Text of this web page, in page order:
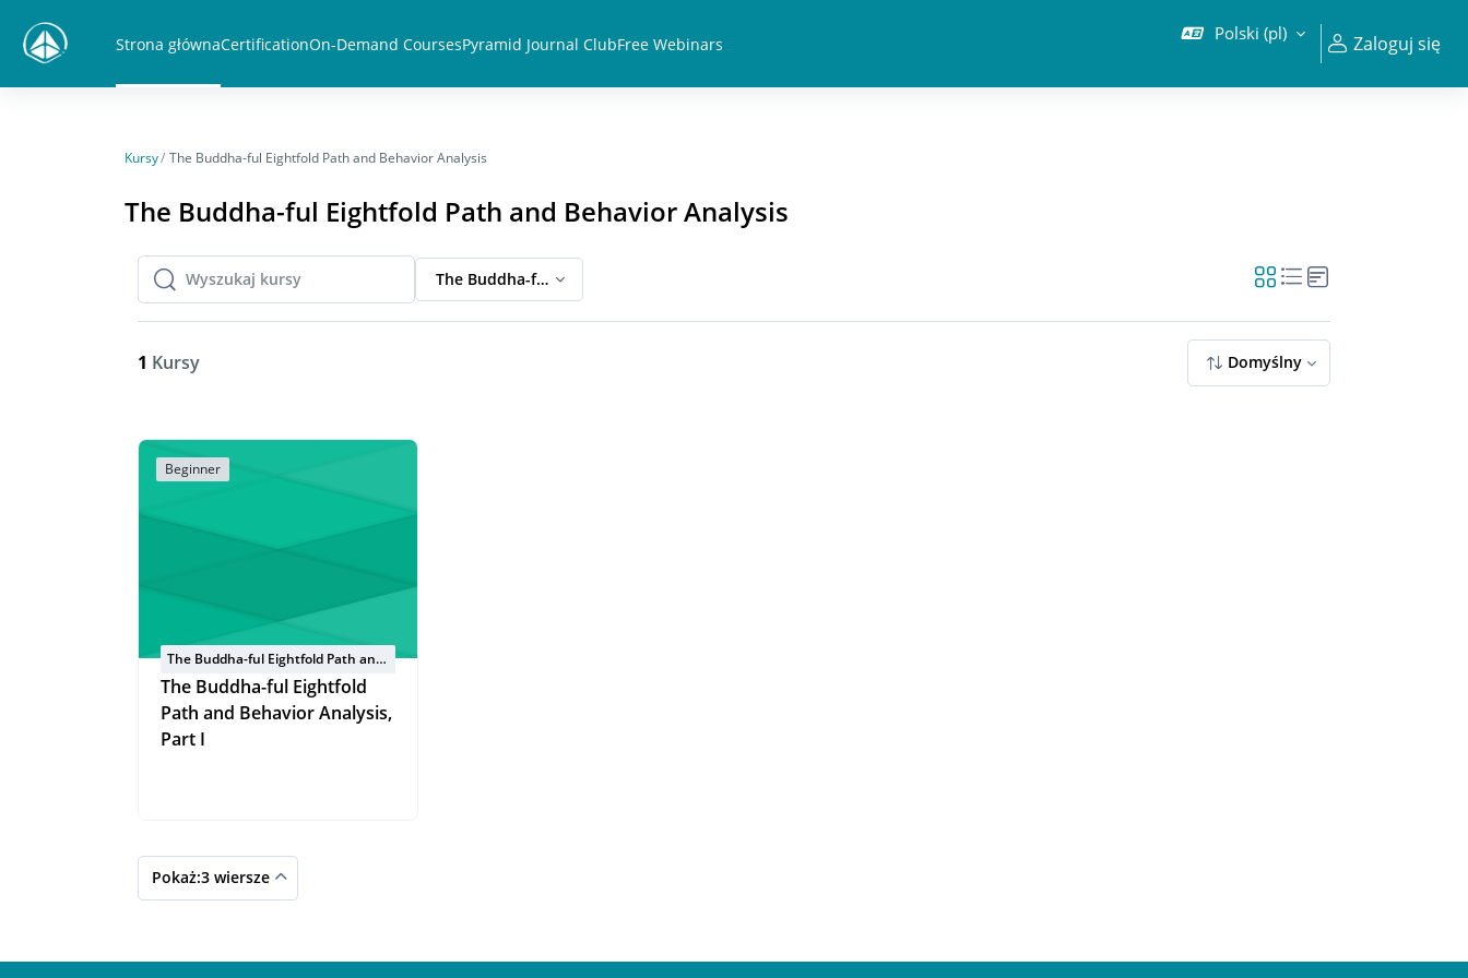
Strona głównaCertificationOn-Demand CoursesPyramid Journal ClubFree Webinars Polski ‎(pl)‎ Zaloguj się
Kursy The Buddha-ful Eightfold Path and Behavior Analysis
The Buddha-ful Eightfold Path and Behavior Analysis
Wyszukaj kursy
Wyszukaj kursy The Buddha-ful Eightfold Path and Behavior Analysis
1 Kursy Domyślny
Beginner
The Buddha-ful Eightfold Path and
Behavior Analysis
The Buddha-ful Eightfold
Path and Behavior Analysis,
Part I
Pokaż:3 wiersze